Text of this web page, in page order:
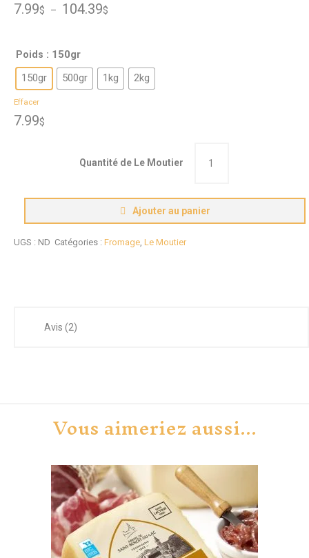
7.99$ – 104.39$
Poids : 150gr
150gr
500gr 1kg 2kg
Effacer
7.99$
quantité de Le Moutier
Ajouter au panier
UGS : ND Catégories : Fromage, Le Moutier
Avis (2)
Vous aimeriez aussi...